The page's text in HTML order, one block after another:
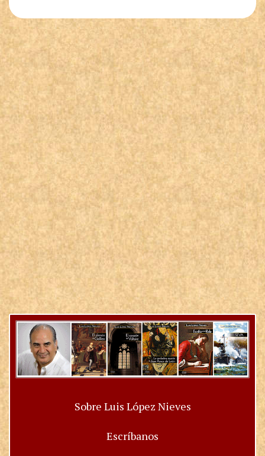
Sobre Luis López Nieves
Escríbanos